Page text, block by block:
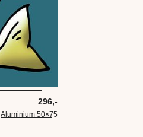
296,-
Aluminium 50×75